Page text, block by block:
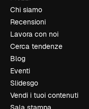
Chi siamo
Recensioni
Lavora con noi
Cerca tendenze
Blog
Eventi
Slidesgo
Vendi i tuoi contenuti